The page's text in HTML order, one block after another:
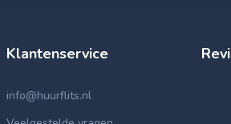
Klantenservice
info@huurflits.nl